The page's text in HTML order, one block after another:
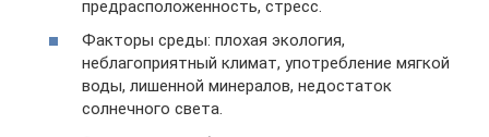
предрасположенность, стресс.
Факторы среды: плохая экология,
неблагоприятный климат, употребление мягкой
воды, лишенной минералов, недостаток
солнечного света.